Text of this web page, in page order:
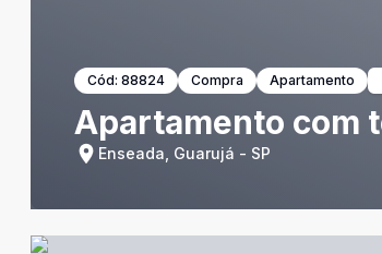
Cód: 88824 Compra Apartamento
Apartamento com
Enseada, Guarujá - SP